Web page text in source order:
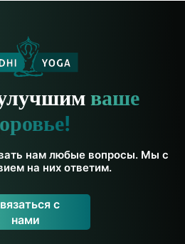
ваше
нам любые вопросы. Мы с
на них ответим.
с
нами